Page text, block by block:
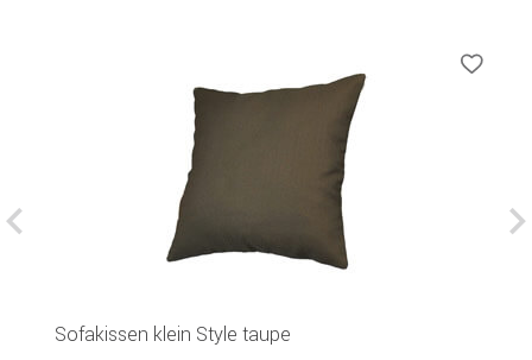
Sofakissen klein Style taupe